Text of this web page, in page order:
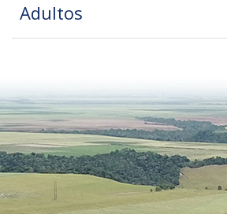
Adultos